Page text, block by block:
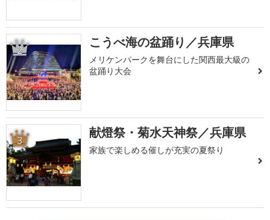
2 こうべ海の盆踊り／兵庫県
メリケンパークを舞台にした関西最大級の
盆踊り大会
3 献燈祭・菊水天神祭／兵庫県
家族で楽しめる催しが充実の夏祭り